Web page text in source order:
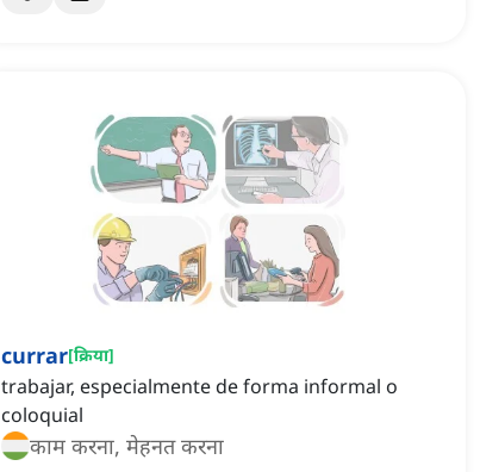
currar[क्रिया]
trabajar, especialmente de forma informal o
coloquial
काम करना, मेहनत करना